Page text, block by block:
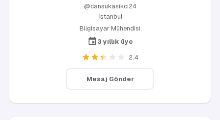
@cansukasikci24
İstanbul
Bilgisayar Mühendisi
3 yıllık üye
2.4
Mesaj Gönder